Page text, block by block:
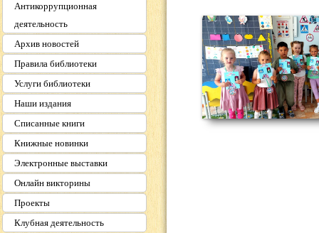
Антикоррупционная
деятельность
Архив новостей
Правила библиотеки
Услуги библиотеки
Наши издания
Списанные книги
Книжные новинки
Электронные выставки
Онлайн викторины
Проекты
Клубная деятельность